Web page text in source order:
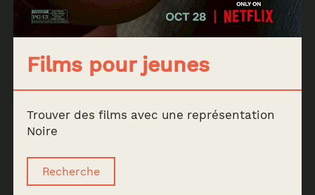
Films pour jeunes
Trouver des films avec une représentation
Noire
Recherche